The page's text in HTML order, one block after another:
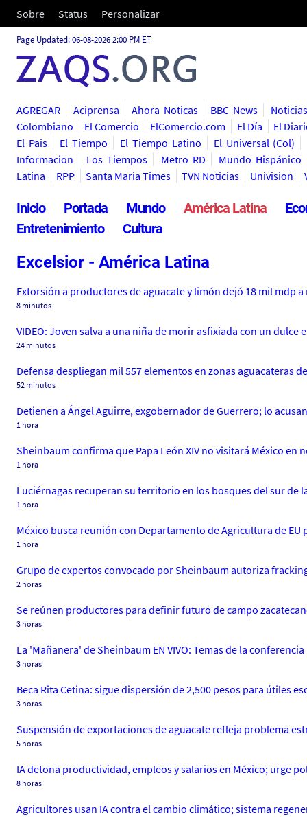
Sobre Status Personalizar
Page Updated: 06-08-2026 2:00 PM ET
AGREGAR Aciprensa Ahora Noticas BBC News
Colombiano
El Comercio ElComercio.com El Día
El
El Pais
El Tiempo El Tiempo Latino
El Universal (Col)
Informacion
Los Tiempos Metro RD
Mundo Hispánico
Latina
RPP Santa Maria Times TVN Noticias Univision
Inicio Portada Mundo América Latina
Entretenimiento
Cultura
Excelsior - América Latina
Extorsión a productores de aguacate y limón dejó 18 mil mdp a
8 minutos
VIDEO: Joven salva a una niña de morir asfixiada con un dulce
24 minutos
Defensa despliegan mil 557 elementos en zonas aguacateras
52 minutos
Detienen a Ángel Aguirre, exgobernador de Guerrero; lo
1 hora
Sheinbaum confirma que Papa León XIV no visitará México
1 hora
Luciérnagas recuperan su territorio en los bosques del sur de
1 hora
México busca reunión con Departamento de Agricultura de
1 hora
Grupo de expertos convocado por Sheinbaum autoriza
2 horas
Se reúnen productores para definir futuro de campo
3 horas
La 'Mañanera' de Sheinbaum EN VIVO: Temas de la
3 horas
Beca Rita Cetina: sigue dispersión de 2,500 pesos para útiles
3 horas
Suspensión de exportaciones de aguacate refleja problema
5 horas
IA detona productividad, empleos y salarios en México; urge
8 horas
Agricultores usan IA contra el cambio climático; sistema